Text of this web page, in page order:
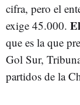
cifra, pero el
exige 45.000.
que es la que
Gol Sur,
partidos de la